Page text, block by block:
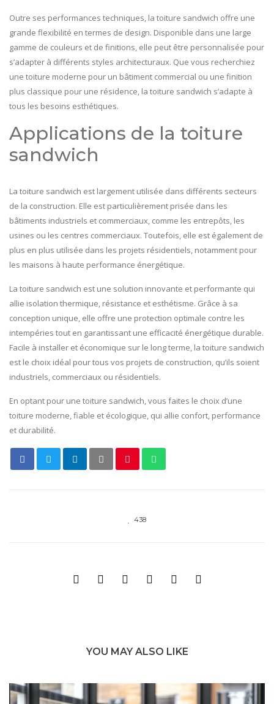
Outre ses performances techniques, la toiture sandwich offre une
grande flexibilité en termes de design. Disponible dans une large
gamme de couleurs et de finitions, elle peut être personnalisée pour
s’adapter à différents styles architecturaux. Que vous recherchiez
une toiture moderne pour un bâtiment commercial ou une finition
plus classique pour une résidence, la toiture sandwich s’adapte à
tous les besoins esthétiques.
Applications de la toiture
sandwich
La toiture sandwich est largement utilisée dans différents secteurs
de la construction. Elle est particulièrement prisée dans les
bâtiments industriels et commerciaux, comme les entrepôts, les
usines ou les centres commerciaux. Toutefois, elle est également de
plus en plus utilisée dans les projets résidentiels, notamment pour
les maisons à haute performance énergétique.
La toiture sandwich est une solution innovante et performante qui
allie isolation thermique, résistance et esthétisme. Grâce à sa
conception unique, elle offre une protection optimale contre les
intempéries tout en garantissant une efficacité énergétique durable.
Facile à installer et économique sur le long terme, la toiture sandwich
est le choix idéal pour tous vos projets de construction, qu’ils soient
industriels, commerciaux ou résidentiels.
En optant pour une toiture sandwich, vous faites le choix d’une
toiture moderne, fiable et écologique, qui allie confort, performance
et durabilité.
438
YOU MAY ALSO LIKE